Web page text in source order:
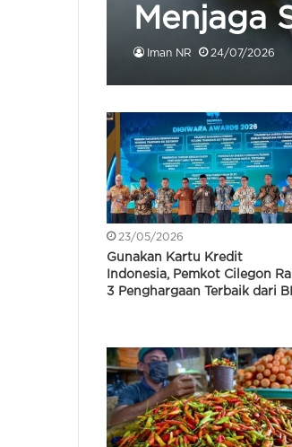
Menjaga
Iman NR 24/07/2026
23/05/2026
Gunakan Kartu Kredit
Indonesia, Pemkot Cilegon
3 Penghargaan Terbaik dari BI